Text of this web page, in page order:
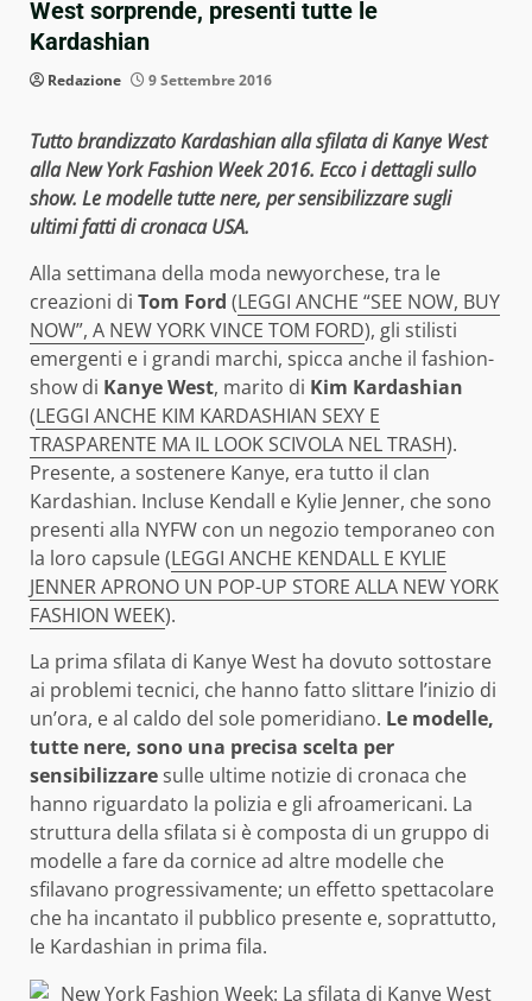
West sorprende, presenti tutte le
Kardashian
Redazione 9 Settembre 2016
Tutto brandizzato Kardashian alla sfilata di Kanye West
alla New York Fashion Week 2016. Ecco i dettagli sullo
show. Le modelle tutte nere, per sensibilizzare sugli
ultimi fatti di cronaca USA.
Alla settimana della moda newyorchese, tra le
creazioni di Tom Ford (LEGGI ANCHE “SEE NOW, BUY
NOW”, A NEW YORK VINCE TOM FORD), gli stilisti
emergenti e i grandi marchi, spicca anche il fashion-
show di Kanye West, marito di Kim Kardashian
(LEGGI ANCHE KIM KARDASHIAN SEXY E
TRASPARENTE MA IL LOOK SCIVOLA NEL TRASH).
Presente, a sostenere Kanye, era tutto il clan
Kardashian. Incluse Kendall e Kylie Jenner, che sono
presenti alla NYFW con un negozio temporaneo con
la loro capsule (LEGGI ANCHE KENDALL E KYLIE
JENNER APRONO UN POP-UP STORE ALLA NEW YORK
FASHION WEEK).
La prima sfilata di Kanye West ha dovuto sottostare
ai problemi tecnici, che hanno fatto slittare l’inizio di
un’ora, e al caldo del sole pomeridiano. Le modelle,
tutte nere, sono una precisa scelta per
sensibilizzaresulle ultime notizie di cronaca che
hanno riguardato la polizia e gli afroamericani. La
struttura della sfilata si è composta di un gruppo di
modelle a fare da cornice ad altre modelle che
sfilavano progressivamente; un effetto spettacolare
che ha incantato il pubblico presente e, soprattutto,
le Kardashian in prima fila.